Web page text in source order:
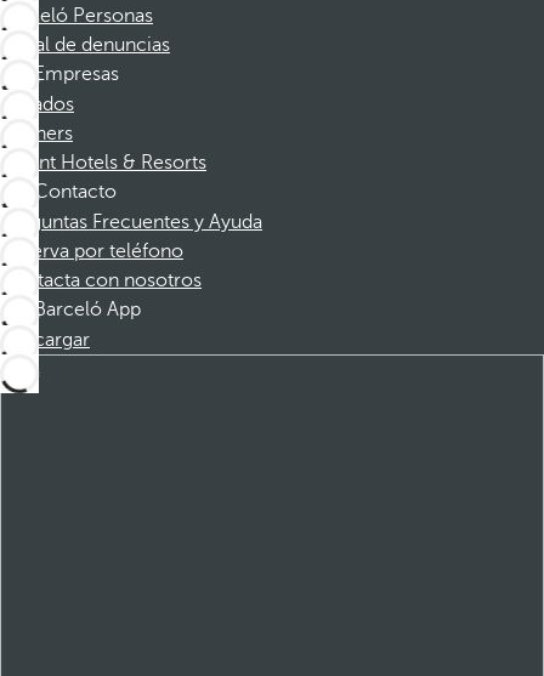
Barceló Personas
Canal de denuncias
Empresas
Afiliados
Partners
Dorint Hotels & Resorts
Contacto
Preguntas Frecuentes y Ayuda
Reserva por teléfono
Contacta con nosotros
Barceló App
Descargar